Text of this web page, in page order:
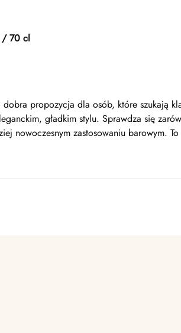
/ 70 cl
dobra propozycja dla osób, które szukają
gładkim stylu. Sprawdza się
nowoczesnym zastosowaniu barowym.